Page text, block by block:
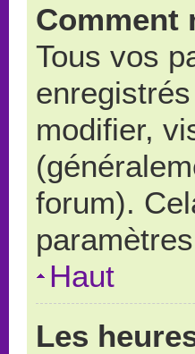
Comment
Tous vos
modifier,
forum).
Haut
Les